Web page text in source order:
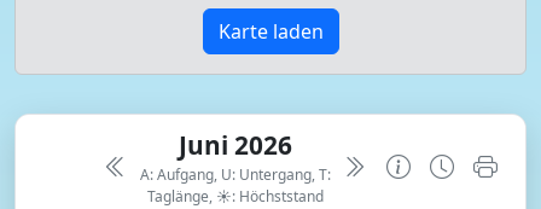
Karte laden
Juni 2026
A: Aufgang, U: Untergang, T:
Taglänge, ☀: Höchststand